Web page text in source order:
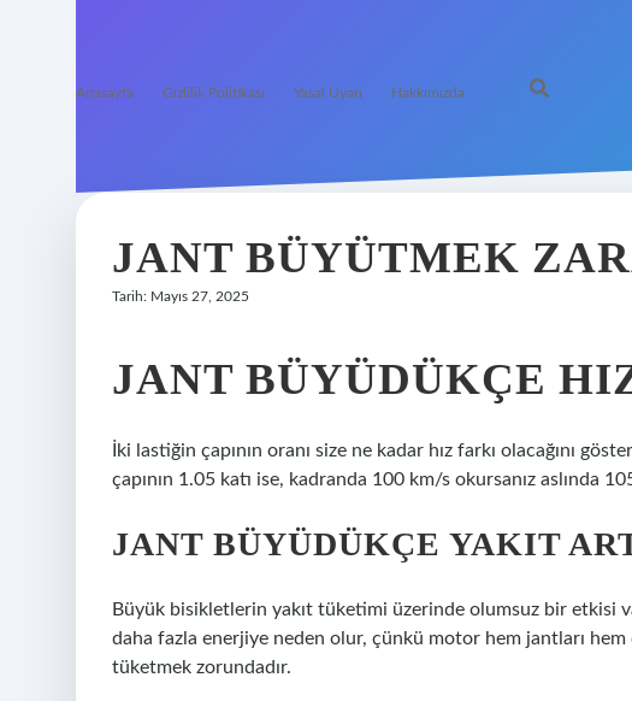
Anasayfa Gizlilik Politikası Yasal Uyarı Hakkımızda
JANT BÜYÜTMEK
Tarih: Mayıs 27, 2025
JANT BÜYÜDÜKÇE
İki lastiğin çapının oranı size ne kadar hız farkı olacağını
çapının 1.05 katı ise, kadranda 100 km/s okursanız aslında
JANT BÜYÜDÜKÇE YAKIT
Büyük bisikletlerin yakıt tüketimi üzerinde olumsuz bir etkisi
daha fazla enerjiye neden olur, çünkü motor hem jantları
tüketmek zorundadır.